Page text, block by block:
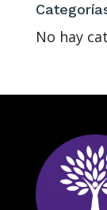
No hay